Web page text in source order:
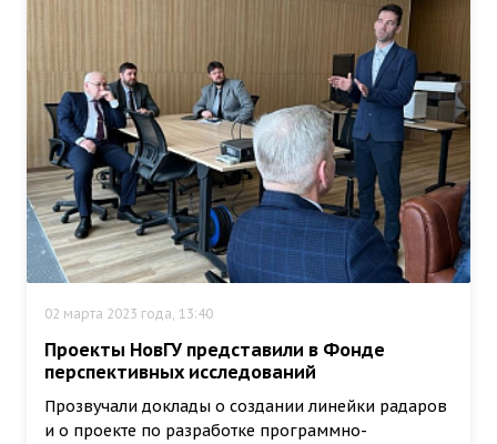
02 марта 2023 года, 13:40
Проекты НовГУ представили в Фонде
перспективных исследований
Прозвучали доклады о создании линейки радаров
и о проекте по разработке программно-